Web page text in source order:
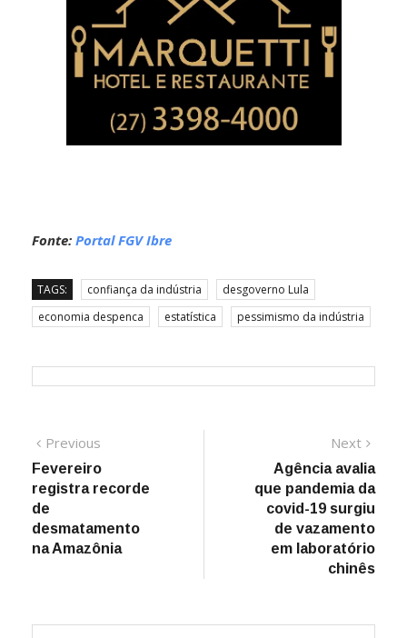
Fonte: Portal FGV Ibre
TAGS: confiança da indústria
desgoverno Lula
economia despenca
estatística pessimismo da indústria
Navegação
de
Post
Previous
post:
Fevereiro
registra recorde
de
desmatamento
na Amazônia
Next
post:
Agência avalia
que pandemia da
covid-19 surgiu
de vazamento
em laboratório
chinês